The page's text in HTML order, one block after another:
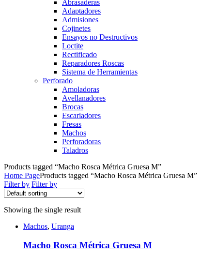
Abrasaderas
Adaptadores
Admisiones
Cojinetes
Ensayos no Destructivos
Loctite
Rectificado
Reparadores Roscas
Sistema de Herramientas
Perforado
Amoladoras
Avellanadores
Brocas
Escariadores
Fresas
Machos
Perforadoras
Taladros
Products tagged “Macho Rosca Métrica Gruesa M”
Home PageProducts tagged “Macho Rosca Métrica Gruesa M”
Filter by Filter by
Showing the single result
Machos, Uranga
Macho Rosca Métrica Gruesa M